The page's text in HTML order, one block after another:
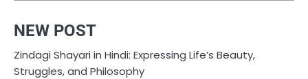
NEW POST
Zindagi Shayari in Hindi: Expressing Life’s Beauty,
Struggles, and Philosophy